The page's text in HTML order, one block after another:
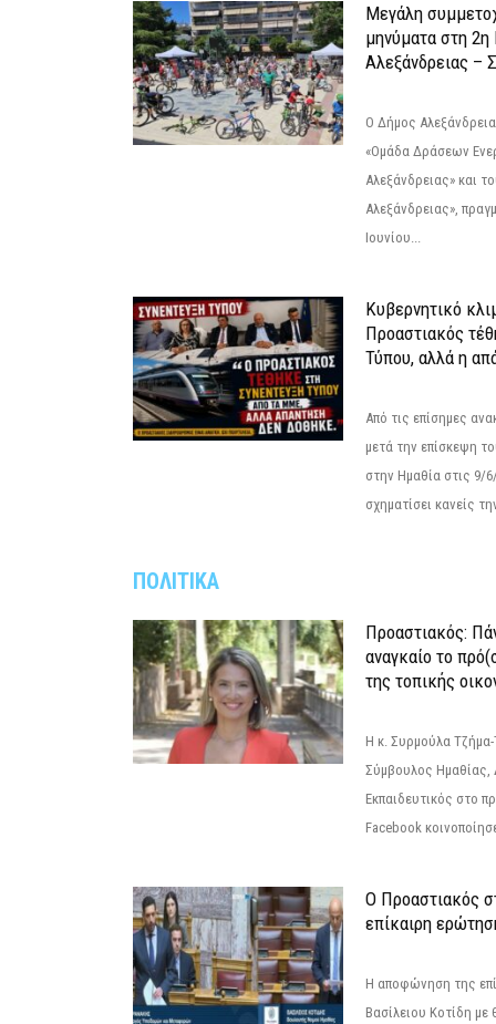
Μεγάλη
μηνύματα στη
Αλεξάνδρειας –
Ο Δήμος
«Ομάδα Δράσεων
Αλεξάνδρειας» και
Αλεξάνδρειας»,
Ιουνίου...
Κυβερνητικό
Προαστιακός
Τύπου, αλλά η
Από τις επίσημες
μετά την επίσκεψη
στην Ημαθία στις 9/
σχηματίσει κανείς
ΠΟΛΙΤΙΚΑ
Προαστιακός:
αναγκαίο το
της τοπικής
Η κ. Συρμούλα
Σύμβουλος Ημαθίας,
Εκπαιδευτικός στο
Facebook
Ο Προαστιακός
επίκαιρη
Η αποφώνηση της
Βασίλειου Κοτίδη με